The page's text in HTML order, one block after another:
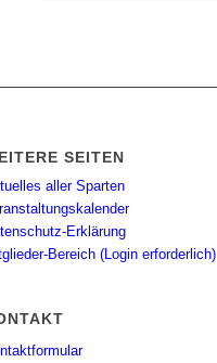
SEITEN
aller Sparten
Erklärung
Bereich (Login erforderlich)